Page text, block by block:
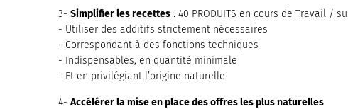
3- Simplifier les recettes : 40 PRODUITS en cours de Travail /
- Utiliser des additifs strictement nécessaires
- Correspondant à des fonctions techniques
- Indispensables, en quantité minimale
- Et en privilégiant l’origine naturelle
4- Accélérer la mise en place des offres les plus naturelles